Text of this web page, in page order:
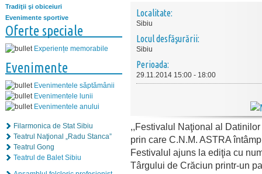
Tradiţii şi obiceiuri
Evenimente sportive
Oferte speciale
Experiențe memorabile
Evenimente
Evenimentele săptămânii
Evenimentele lunii
Evenimentele anului
Filarmonica de Stat Sibiu
Teatrul Naţional „Radu Stanca”
Teatrul Gong
Teatrul de Balet Sibiu
Localitate:
Sibiu
Locul desfăşurării:
Sibiu
Perioada:
29.11.2014 15:00 - 18:00
,,Festivalul Naţional al
prin care C.N.M. ASTRA
Festivalul ajuns la ediţia cu
Târgului de Crăciun printr-un